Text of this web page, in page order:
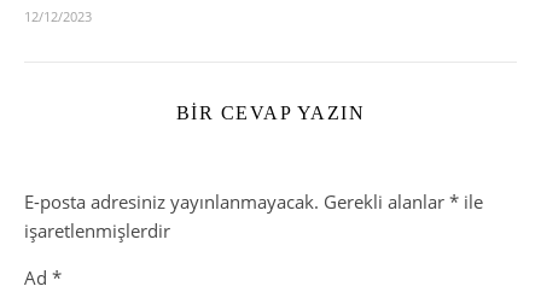
12/12/2023
BIR CEVAP YAZIN
E-posta adresiniz yayınlanmayacak. Gerekli alanlar * ile
işaretlenmişlerdir
Ad *